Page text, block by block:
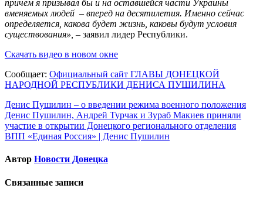
причем я призывал бы и на оставшейся части Украины
вменяемых людей – вперед на десятилетия. Именно сейчас
определяется, какова будет жизнь, каковы будут условия
существования», – заявил лидер Республики.
Скачать видео в новом окне
Сообщает: Официальный сайт ГЛАВЫ ДОНЕЦКОЙ
НАРОДНОЙ РЕСПУБЛИКИ ДЕНИСА ПУШИЛИНА
Навигация
по
записям
Денис Пушилин – о введении режима военного положения
Денис Пушилин, Андрей Турчак и Зураб Макиев приняли
участие в открытии Донецкого регионального отделения
ВПП «Единая Россия» | Денис Пушилин
Автор Новости Донецка
Связанные записи